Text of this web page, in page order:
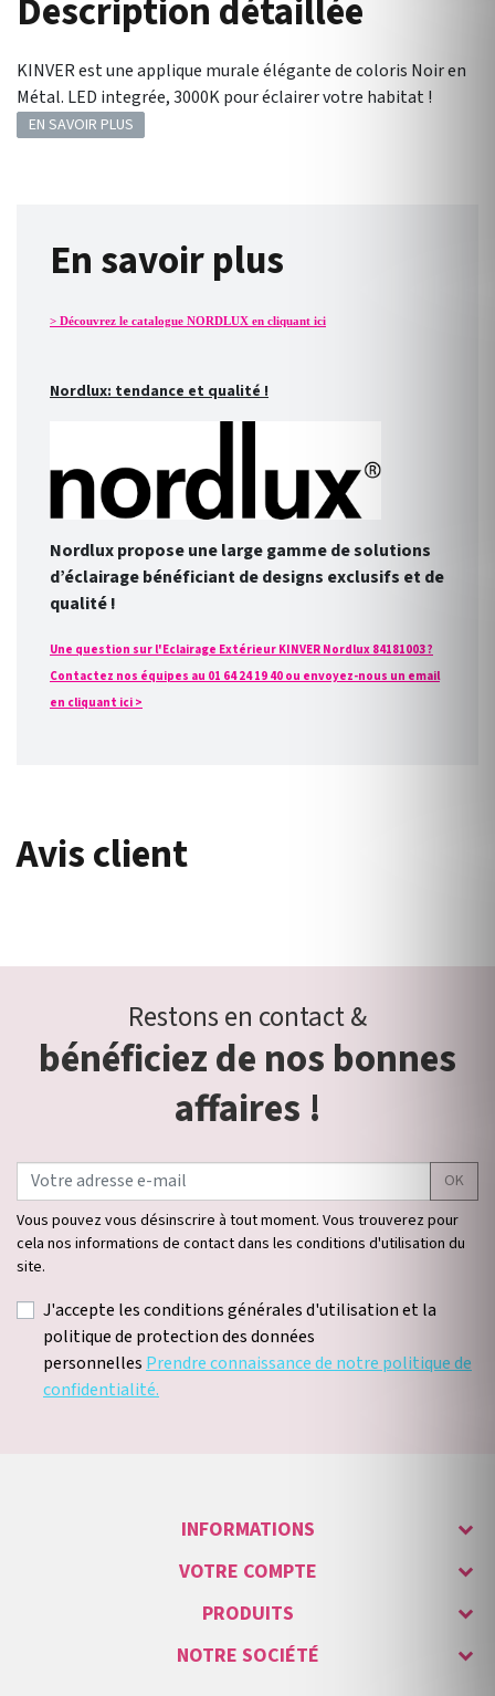
Description détaillée
KINVER est une applique murale élégante de coloris Noir en
Métal. LED integrée, 3000K pour éclairer votre habitat !
EN SAVOIR PLUS
En savoir plus
> Découvrez le catalogue NORDLUX en cliquant ici
Nordlux: tendance et qualité !
Nordlux propose une large gamme de solutions
d’éclairage bénéficiant de designs exclusifs et de
qualité !
Une question sur l'Eclairage Extérieur KINVER Nordlux 84181003 ?
Contactez nos équipes au 01 64 24 19 40 ou envoyez-nous un email
en cliquant ici >
Avis client
Restons en contact &
bénéficiez de nos bonnes
affaires !
OK
Vous pouvez vous désinscrire à tout moment. Vous trouverez pour
cela nos informations de contact dans les conditions d'utilisation du
site.
J'accepte les conditions générales d'utilisation et la
politique de protection des données
personnelles Prendre connaissance de notre politique de
confidentialité.
INFORMATIONS
VOTRE COMPTE
PRODUITS
NOTRE SOCIÉTÉ